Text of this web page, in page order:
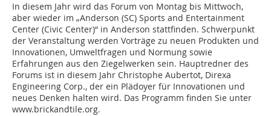
In diesem Jahr wird das Forum von Montag bis Mittwoch,
aber wieder im „Anderson (SC) Sports and Entertainment
Center (Civic Center)“ in Anderson stattfinden. Schwerpunkt
der Veranstaltung werden Vorträge zu neuen Produkten und
Innovationen, Umweltfragen und Normung sowie
Erfahrungen aus den Ziegelwerken sein. Hauptredner des
Forums ist in diesem Jahr Christophe Aubertot, ­Direxa
Engineering Corp., der ein Plädoyer für Innovationen und
neues Denken halten wird. Das Programm finden Sie unter
www.brickandtile.org.